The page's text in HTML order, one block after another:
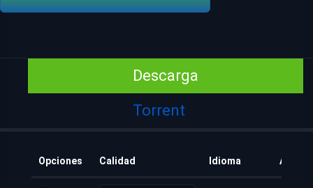
Descarga
Torrent
Opciones Calidad Idioma